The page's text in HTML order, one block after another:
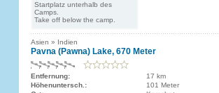
Startplatz unterhalb des
Camps.
Take off below the camp.
Asien » Indien
Pavna (Pawna) Lake, 670 Meter
Entfernung:
17 km
Höhenuntersch.:
101 Meter